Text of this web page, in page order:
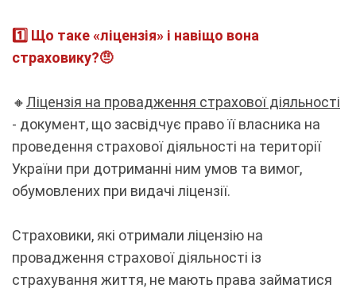
1️⃣ Що таке «ліцензія» і навіщо вона
страховику?🤨
🔸Ліцензія на провадження страхової діяльності
- документ, що засвідчує право її власника на
проведення страхової діяльності на території
України при дотриманні ним умов та вимог,
обумовлених при видачі ліцензії.
Страховики, які отримали ліцензію на
провадження страхової діяльності із
страхування життя, не мають права займатися